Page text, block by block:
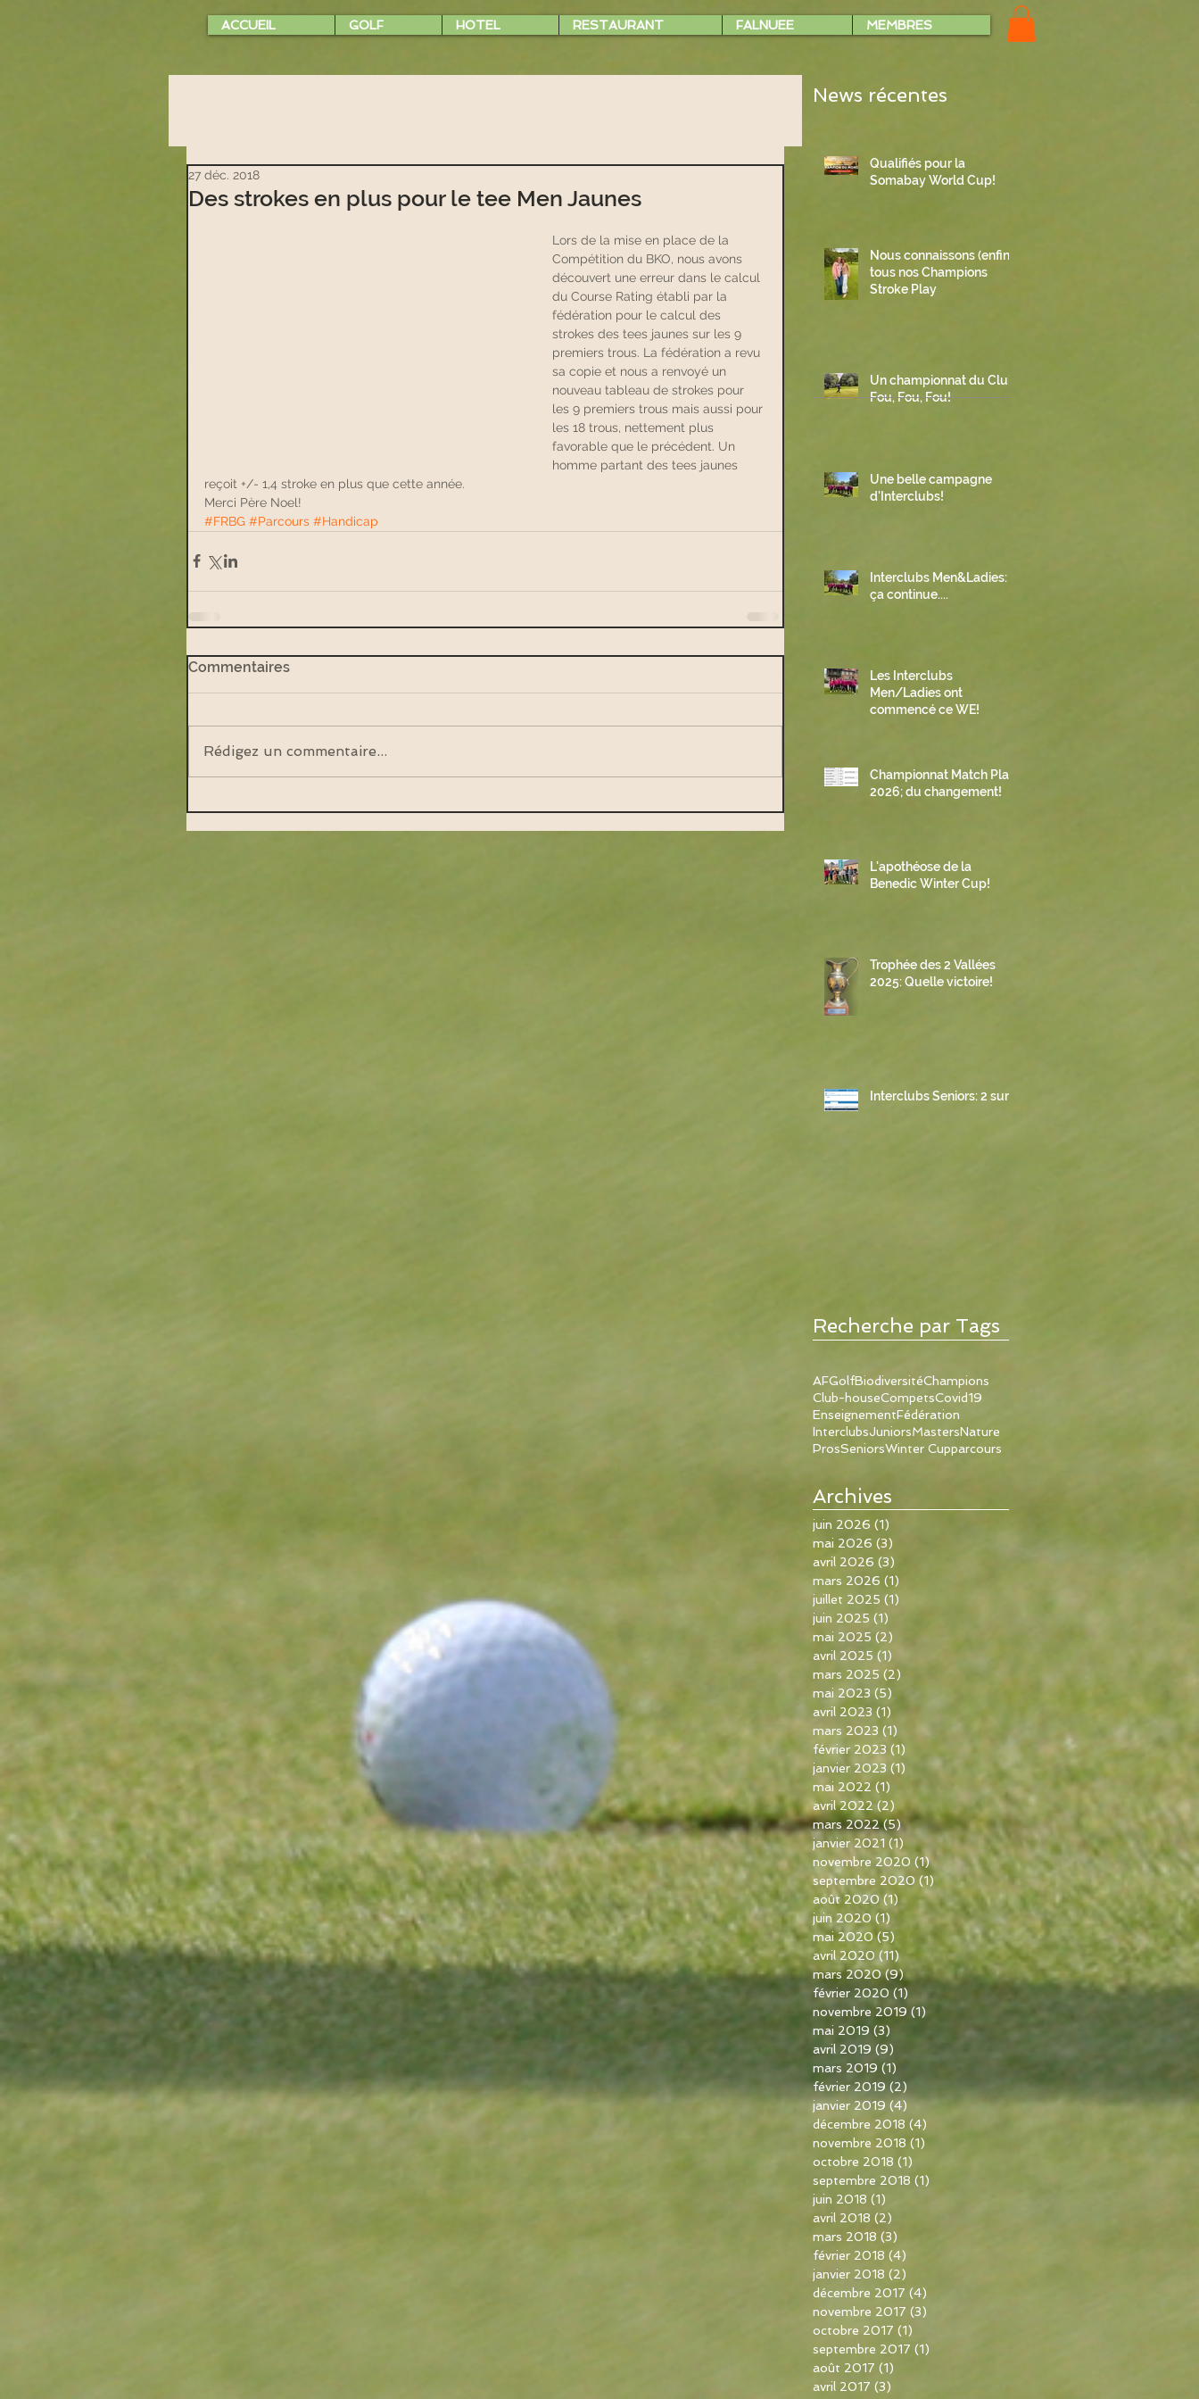
ACCUEIL GOLF HOTEL RESTAURANT FALNUEE MEMBRES
Des strokes en plus pour le tee Men Jaunes
27 déc. 2018
Lors de la mise en place de la
Compétition du BKO, nous avons
découvert une erreur dans le calcul
du Course Rating établi par la
fédération pour le calcul des
strokes des tees jaunes sur les 9
premiers trous. La fédération a revu
sa copie et nous a renvoyé un
nouveau tableau de strokes pour
les 9 premiers trous mais aussi pour
les 18 trous, nettement plus
favorable que le précédent. Un
homme partant des tees jaunes
reçoit +/- 1,4 stroke en plus que cette année.
Merci Père Noel!
#FRBG #Parcours #Handicap
Commentaires
Rédigez un commentaire...
News récentes
Qualifiés pour la
Somabay World Cup!
Nous connaissons (enfin)
tous nos Champions
Stroke Play
Un championnat du Club
Fou, Fou, Fou!
Une belle campagne
d'Interclubs!
Interclubs Men&Ladies:
ça continue....
Les Interclubs
Men/Ladies ont
commencé ce WE!
Championnat Match Play
2026; du changement!
L'apothéose de la
Benedic Winter Cup!
Trophée des 2 Vallées
2025: Quelle victoire!
Interclubs Seniors: 2 sur 3
Recherche par Tags
AFGolfBiodiversitéChampions
Club-houseCompetsCovid19
EnseignementFédération
InterclubsJuniorsMastersNature
ProsSeniorsWinter Cupparcours
Archives
juin 2026 (1)
mai 2026 (3)
avril 2026 (3)
mars 2026 (1)
juillet 2025 (1)
juin 2025 (1)
mai 2025 (2)
avril 2025 (1)
mars 2025 (2)
mai 2023 (5)
avril 2023 (1)
mars 2023 (1)
février 2023 (1)
janvier 2023 (1) 1 post
mai 2022 (1)
avril 2022 (2) 2 posts
mars 2022 (5) 5 posts
janvier 2021 (1)1 post
novembre 2020 (1)1 post
septembre 2020 (1)1 post
août 2020 (1) 1 post
juin 2020 (1) 1 post
mai 2020 (5) 5 posts
avril 2020 (11)11 posts
mars 2020 (9)9 posts
février 2020 (1) 1 post
novembre 2019 (1) 1 post
mai 2019 (3)
avril 2019 (9)
mars 2019 (1)
février 2019 (2)
janvier 2019 (4) 4 posts
décembre 2018 (4)
novembre 2018 (1)
octobre 2018 (1)
septembre 2018 (1)
juin 2018 (1)
avril 2018 (2)
mars 2018 (3)
février 2018 (4)
janvier 2018 (2)
décembre 2017 (4)
novembre 2017 (3)
octobre 2017 (1)
septembre 2017 (1)
août 2017 (1)
avril 2017 (3)